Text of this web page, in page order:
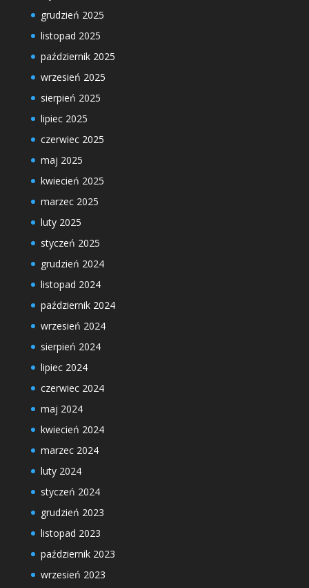
grudzień 2025
listopad 2025
październik 2025
wrzesień 2025
sierpień 2025
lipiec 2025
czerwiec 2025
maj 2025
kwiecień 2025
marzec 2025
luty 2025
styczeń 2025
grudzień 2024
listopad 2024
październik 2024
wrzesień 2024
sierpień 2024
lipiec 2024
czerwiec 2024
maj 2024
kwiecień 2024
marzec 2024
luty 2024
styczeń 2024
grudzień 2023
listopad 2023
październik 2023
wrzesień 2023